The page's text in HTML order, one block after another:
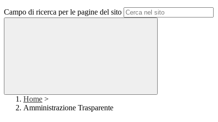
Campo di ricerca per le pagine del sito
Home >
Amministrazione Trasparente